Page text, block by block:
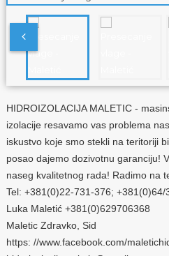
HIDROIZOLACIJA MALETIC -
izolacije resavamo vas problema
iskustvo koje smo stekli na teritoriji
posao dajemo dozivotnu garanciju!
naseg kvalitetnog rada! Radimo na
Tel: +381(0)22-731-376; +381(0)64/
Luka Maletić +381(0)629706368
Maletic Zdravko, Sid
https: //www.facebook.com/